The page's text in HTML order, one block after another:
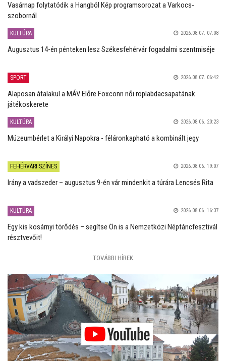
Vasárnap folytatódik a Hangból Kép programsorozat a Varkocs-
szobornál
KULTÚRA 2026.08.07. 07:08
Augusztus 14-én pénteken lesz Székesfehérvár fogadalmi szentmiséje
SPORT 2026.08.07. 06:42
Alaposan átalakul a MÁV Előre Foxconn női röplabdacsapatának
játékoskerete
KULTÚRA 2026.08.06. 20:23
Múzeumbérlet a Királyi Napokra - féláronkapható a kombinált jegy
FEHÉRVÁRI SZÍNES 2026.08.06. 19:07
Irány a vadszeder – augusztus 9-én vár mindenkit a túrára Lencsés Rita
KULTÚRA 2026.08.06. 16:37
Egy kis kosárnyi törődés – segítse Ön is a Nemzetközi Néptáncfesztivál
résztvevőit!
TOVÁBBI HÍREK